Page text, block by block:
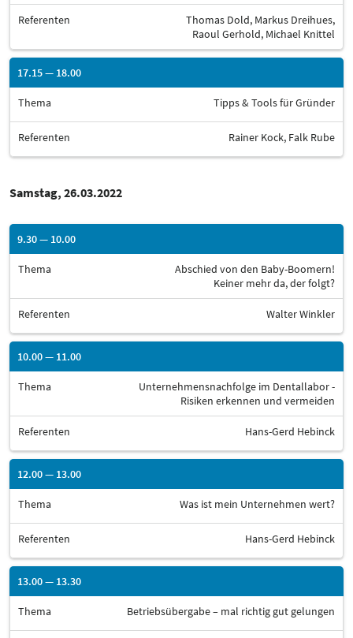
Referenten
Thomas Dold, Markus Dreihues,
Raoul Gerhold, Michael Knittel
17.15 — 18.00
Thema Tipps & Tools für Gründer
Referenten Rainer Kock, Falk Rube
Samstag, 26.03.2022
9.30 — 10.00
Thema
Abschied von den Baby-Boomern!
Keiner mehr da, der folgt?
Referenten Walter Winkler
10.00 — 11.00
Thema
Unternehmensnachfolge im Dentallabor -
Risiken erkennen und vermeiden
Referenten Hans-Gerd Hebinck
12.00 — 13.00
Thema Was ist mein Unternehmen wert?
Referenten Hans-Gerd Hebinck
13.00 — 13.30
Thema Betriebsübergabe – mal richtig gut gelungen